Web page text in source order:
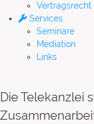
Vertragsrecht
Services
Seminare
Mediation
Links
Die Telekanzlei